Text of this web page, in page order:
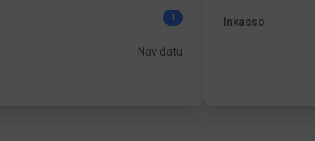
1
Nav datu
Inkasso